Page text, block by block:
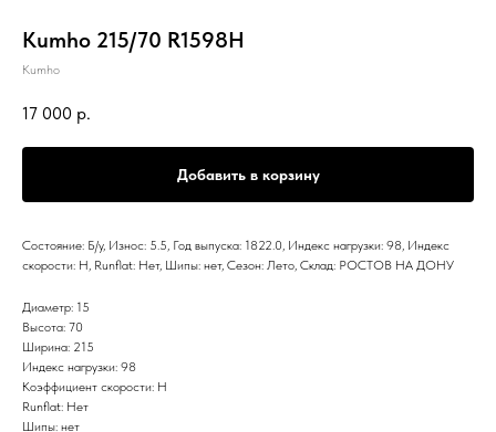
Kumho 215/70 R1598H
Kumho
17 000 р.
Добавить в корзину
Состояние: Б/у, Износ: 5.5, Год выпуска: 1822.0, Индекс нагрузки: 98, Индекс
скорости: H, Runflat: Нет, Шипы: нет, Сезон: Лето, Склад: РОСТОВ НА ДОНУ
Диаметр: 15
Высота: 70
Ширина: 215
Индекс нагрузки: 98
Коэффициент скорости: H
Runflat: Нет
Шипы: нет